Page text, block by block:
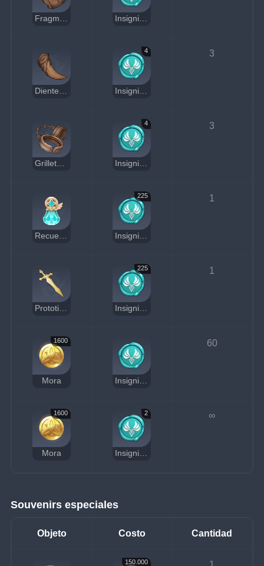
Fragmento de azulejo de Decarabian Insignia Anemo
Diente de leche de lobo boreal
4
Insignia Anemo
3
Grilletes de Diente de León
4
Insignia Anemo
3
Recuerdo de los Cuatro Vientos
225
Insignia Anemo
1
Prototipo de espada del Norte
225
Insignia Anemo
1
1600
Mora Insignia Anemo
60
1600
Mora
2
Insignia Anemo
∞
Souvenirs especiales
Objeto Costo Cantidad
150.000